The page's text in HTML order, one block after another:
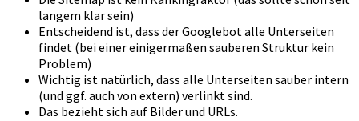
langem klar sein)
Entscheidend ist, dass der Googlebot alle Unterseiten
findet (bei einer einigermaßen sauberen Struktur kein
Problem)
Wichtig ist natürlich, dass alle Unterseiten sauber intern
(und ggf. auch von extern) verlinkt sind.
Das bezieht sich auf Bilder und URLs.